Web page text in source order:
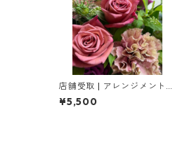
店舗受取 | アレンジメント［
M ］
¥5,500